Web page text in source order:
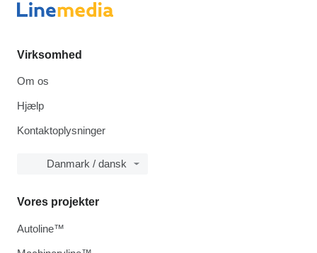
Virksomhed
Om os
Hjælp
Kontaktoplysninger
Danmark / dansk
Vores projekter
Autoline™